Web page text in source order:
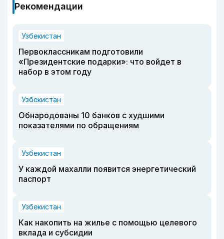
Рекомендации
Узбекистан
Первоклассникам подготовили
«Президентские подарки»: что войдет в
набор в этом году
Узбекистан
Обнародованы 10 банков с худшими
показателями по обращениям
Узбекистан
У каждой махалли появится энергетический
паспорт
Узбекистан
Как накопить на жилье с помощью целевого
вклада и субсидии